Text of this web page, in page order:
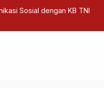
Sosial dengan KB TNI